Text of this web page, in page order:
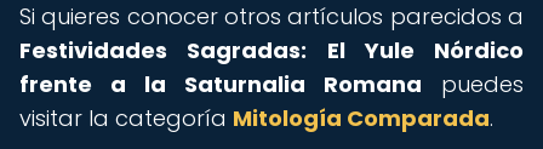
Si quieres conocer otros artículos parecidos a
Festividades Sagradas: El Yule Nórdico
frente a la Saturnalia Romana puedes
visitar la categoría Mitología Comparada.